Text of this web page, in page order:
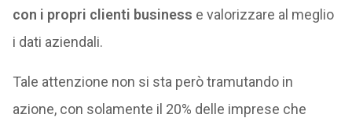
con i propri clienti business e valorizzare al meglio
i dati aziendali.
Tale attenzione non si sta però tramutando in
azione, con solamente il 20% delle imprese che